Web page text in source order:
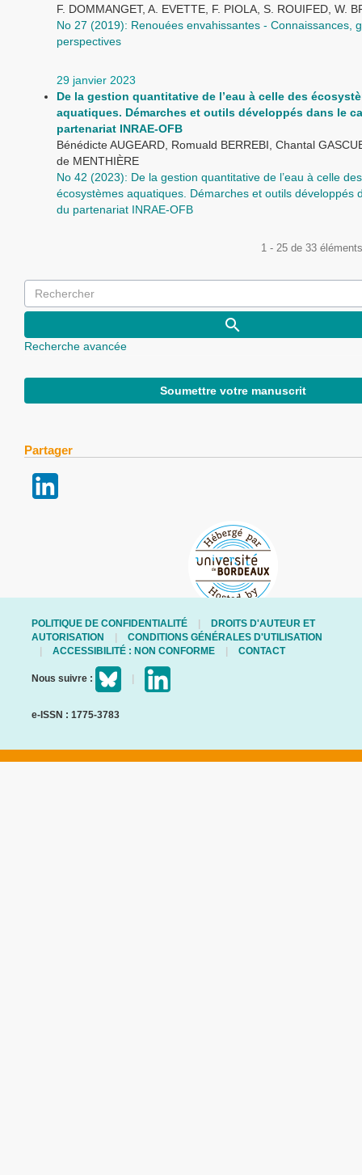
F. DOMMANGET, A. EVETTE, F. PIOLA, S. ROUIFED, W.
No 27 (2019): Renouées envahissantes - Connaissances,
perspectives
29 janvier 2023
De la gestion quantitative de l’eau à celle des
aquatiques. Démarches et outils développés dans le
partenariat INRAE-OFB
Bénédicte AUGEARD, Romuald BERREBI, Chantal
de MENTHIÈRE
No 42 (2023): De la gestion quantitative de l’eau à celle des
écosystèmes aquatiques. Démarches et outils développés
du partenariat INRAE-OFB
1 - 25 de 33
Recherche avancée
Soumettre votre manuscrit
Partager
POLITIQUE DE CONFIDENTIALITÉ
DROITS D'AUTEUR ET
AUTORISATION
CONDITIONS GÉNÉRALES D'UTILISATION
ACCESSIBILITÉ : NON CONFORME
CONTACT
Nous suivre :
e-ISSN : 1775-3783